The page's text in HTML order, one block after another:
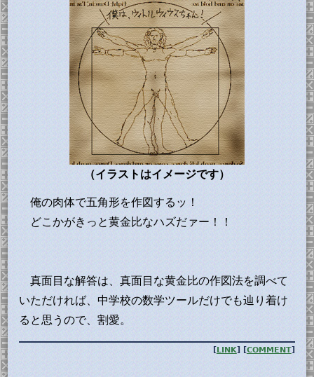
（イラストはイメージです）
俺の肉体で五角形を作図するッ！
どこかがきっと黄金比なハズだァー！！
真面目な解答は、真面目な黄金比の作図法を調べて
いただければ、中学校の数学ツールだけでも辿り着け
ると思うので、割愛。
[LINK ] [COMMENT]